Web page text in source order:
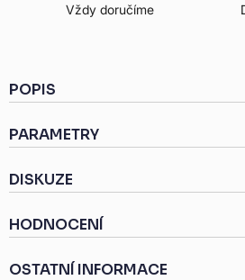
Vždy doručíme
POPIS
PARAMETRY
DISKUZE
HODNOCENÍ
OSTATNÍ INFORMACE